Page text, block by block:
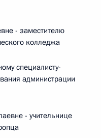
- заместителю
колледжа
специалисту-
администрации
- учительнице